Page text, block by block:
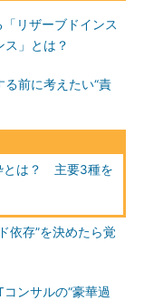
リザーブドインス
ス」とは？
る前に考えたい“責
とは？ 主要3種を
依存”を決めたら覚
ンサルの“豪華過